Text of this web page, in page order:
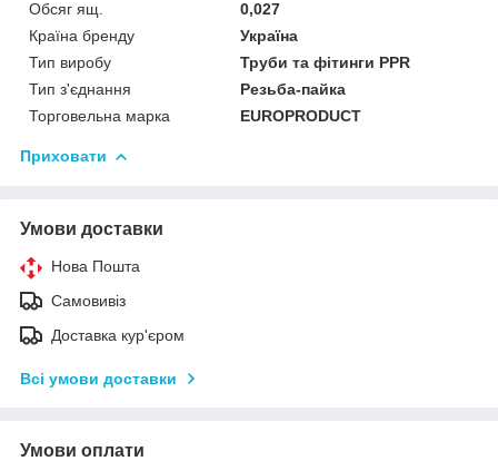
Обсяг ящ.
0,027
Країна бренду
Україна
Тип виробу
Труби та фітинги PPR
Тип з'єднання
Резьба-пайка
Торговельна марка
EUROPRODUCT
Приховати
Умови доставки
Нова Пошта
Самовивіз
Доставка кур'єром
Всі умови доставки
Умови оплати